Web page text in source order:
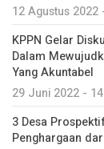
12 Agustus 2022
KPPN Gelar
Dalam
Yang Akuntabel
29 Juni 2022 -
3 Desa
Penghargaan